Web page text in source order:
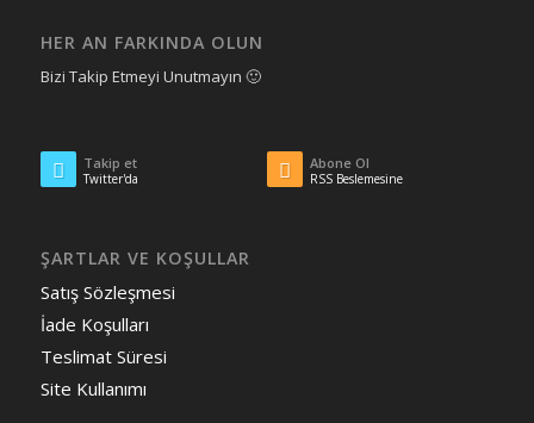
HER AN FARKINDA OLUN
Bizi Takip Etmeyi Unutmayın 🙂
Takip et
Twitter'da
Abone Ol
RSS Beslemesine
ŞARTLAR VE KOŞULLAR
Satış Sözleşmesi
İade Koşulları
Teslimat Süresi
Site Kullanımı